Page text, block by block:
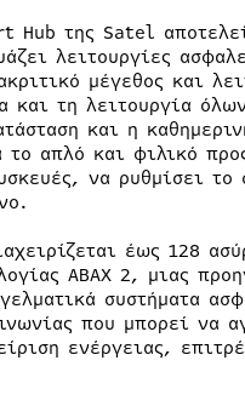
Hub της Satel
λειτουργίες
μέγεθος και
και τη λειτουργία
και η
το απλό και φιλικό
να ρυθμίσει το
έως 128
ABAX 2, μιας
συστήματα
που μπορεί να
ενέργειας,